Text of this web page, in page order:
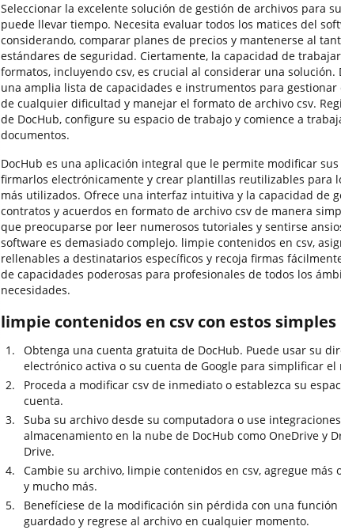
Seleccionar la excelente solución de gestión de archivos para
puede llevar tiempo. Necesita evaluar todos los matices del
considerando, comparar planes de precios y mantenerse al
estándares de seguridad. Ciertamente, la capacidad de
formatos, incluyendo csv, es crucial al considerar una solución.
una amplia lista de capacidades e instrumentos para gestionar
de cualquier dificultad y manejar el formato de archivo csv.
de DocHub, configure su espacio de trabajo y comience a
documentos.
DocHub es una aplicación integral que le permite modificar
firmarlos electrónicamente y crear plantillas reutilizables para
más utilizados. Ofrece una interfaz intuitiva y la capacidad de
contratos y acuerdos en formato de archivo csv de manera
que preocuparse por leer numerosos tutoriales y sentirse
software es demasiado complejo. limpie contenidos en csv,
rellenables a destinatarios específicos y recoja firmas
de capacidades poderosas para profesionales de todos los
necesidades.
limpie contenidos en csv con estos simples
Obtenga una cuenta gratuita de DocHub. Puede usar su
electrónico activa o su cuenta de Google para simplificar el
Proceda a modificar csv de inmediato o establezca su
cuenta.
Suba su archivo desde su computadora o use
almacenamiento en la nube de DocHub como OneDrive y
Drive.
Cambie su archivo, limpie contenidos en csv, agregue más
y mucho más.
Benefíciese de la modificación sin pérdida con una función
guardado y regrese al archivo en cualquier momento.